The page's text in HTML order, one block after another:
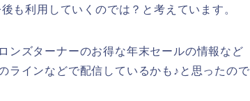
も利用していくのでは？と考えています。
ンズターナーのお得な年末セールの情報など
ラインなどで配信しているかも♪と思ったので